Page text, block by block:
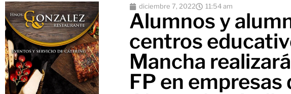
diciembre 7, 2022 11:54 am
Alumnos y
centros
Mancha
FP en empresas